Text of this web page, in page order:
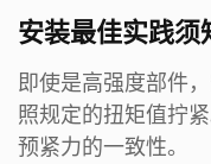
安装最佳实践须
即使是高强度部件
照规定的扭矩值拧
预紧力的一致性。